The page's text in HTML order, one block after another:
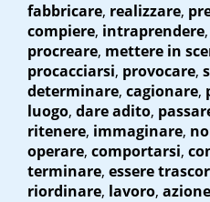
fabbricare, realizzare,
compiere, intraprendere,
procreare, mettere in
procacciarsi, provocare,
determinare, cagionare,
luogo, dare adito,
ritenere, immaginare,
operare, comportarsi,
terminare, essere
riordinare, lavoro, azione